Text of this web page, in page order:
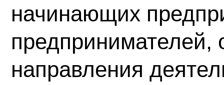
начинающих
направления